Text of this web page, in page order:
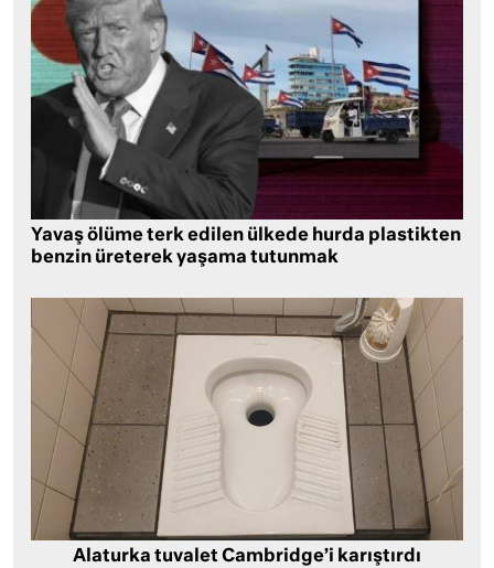
Yavaş ölüme terk edilen ülkede hurda plastikten
benzin üreterek yaşama tutunmak
Alaturka tuvalet Cambridge’i karıştırdı